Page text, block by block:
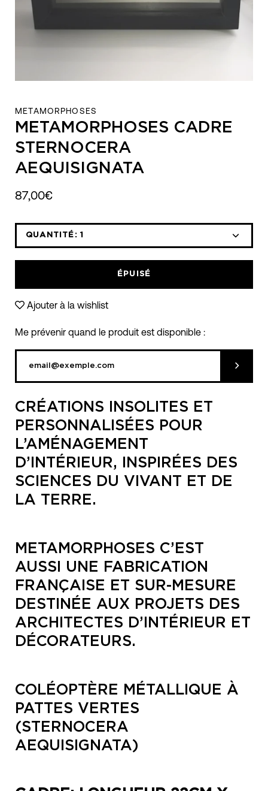
METAMORPHOSES
METAMORPHOSES CADRE
STERNOCERA
AEQUISIGNATA
87,00€
QUANTITÉ: 1
ÉPUISÉ
Ajouter à la wishlist
Me prévenir quand le produit est disponible :
CRÉATIONS INSOLITES ET
PERSONNALISÉES POUR
L’AMÉNAGEMENT
D’INTÉRIEUR, INSPIRÉES DES
SCIENCES DU VIVANT ET DE
LA TERRE.
METAMORPHOSES C’EST
AUSSI UNE FABRICATION
FRANÇAISE ET SUR-MESURE
DESTINÉE AUX PROJETS DES
ARCHITECTES D’INTÉRIEUR ET
DÉCORATEURS.
COLÉOPTÈRE MÉTALLIQUE À
PATTES VERTES
(STERNOCERA
AEQUISIGNATA)